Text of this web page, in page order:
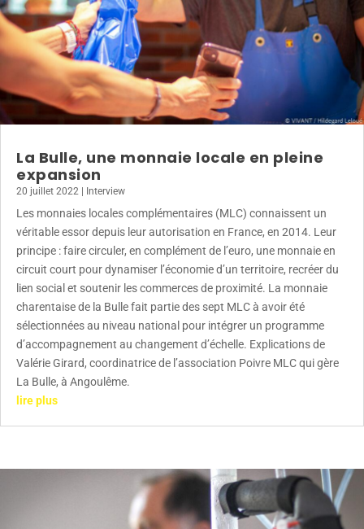
La Bulle, une monnaie locale en pleine
expansion
20 juillet 2022 Interview
Les monnaies locales complémentaires (MLC) connaissent un
véritable essor depuis leur autorisation en France, en 2014. Leur
principe : faire circuler, en complément de l’euro, une monnaie en
circuit court pour dynamiser l’économie d’un territoire, recréer du
lien social et soutenir les commerces de proximité. La monnaie
charentaise de la Bulle fait partie des sept MLC à avoir été
sélectionnées au niveau national pour intégrer un programme
d’accompagnement au changement d’échelle. Explications de
Valérie Girard, coordinatrice de l’association Poivre MLC qui gère
La Bulle, à Angoulême.
lire plus